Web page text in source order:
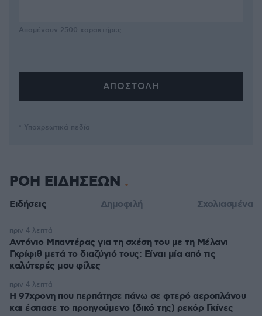
Απομένουν 2500 χαρακτήρες
* Υποχρεωτικά πεδία
ΡΟΗ ΕΙΔΗΣΕΩΝ
Ειδήσεις Δημοφιλή Σχολιασμένα
Αντόνιο Μπαντέρας για τη σχέση του με τη Μέλανι
Γκρίφιθ μετά το διαζύγιό τους: Είναι μία από τις
καλύτερές μου φίλες
πριν 4 λεπτά
Η 97χρονη που περπάτησε πάνω σε φτερό αεροπλάνου
και έσπασε το προηγούμενο (δικό της) ρεκόρ Γκίνες
πριν 4 λεπτά